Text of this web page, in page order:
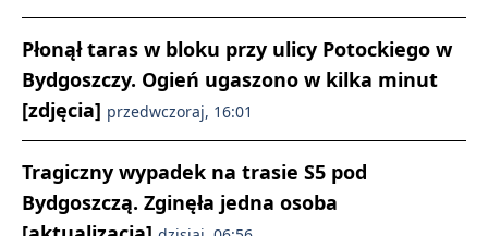
Płonął taras w bloku przy ulicy Potockiego w
Bydgoszczy. Ogień ugaszono w kilka minut
[zdjęcia] przedwczoraj, 16:01
Tragiczny wypadek na trasie S5 pod
Bydgoszczą. Zginęła jedna osoba